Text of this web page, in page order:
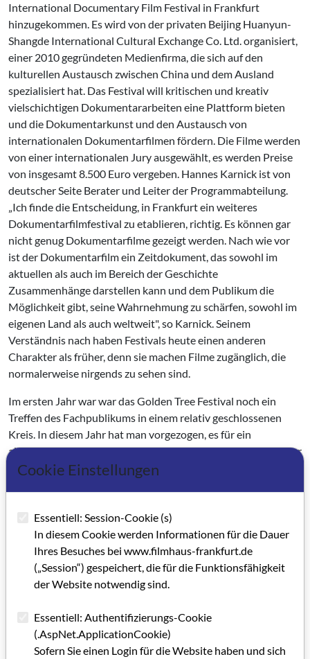
International Documentary Film Festival in Frankfurt
hinzugekommen. Es wird von der privaten Beijing Huanyun-
Shangde International Cultural Exchange Co. Ltd. organisiert,
einer 2010 gegründeten Medienfirma, die sich auf den
kulturellen Austausch zwischen China und dem Ausland
spezialisiert hat. Das Festival will kritischen und kreativ
vielschichtigen Dokumentararbeiten eine Plattform bieten
und die Dokumentarkunst und den Austausch von
internationalen Dokumentarfilmen fördern. Die Filme werden
von einer internationalen Jury ausgewählt, es werden Preise
von insgesamt 8.500 Euro vergeben. Hannes Karnick ist von
deutscher Seite Berater und Leiter der Programmabteilung.
„Ich finde die Entscheidung, in Frankfurt ein weiteres
Dokumentarfilmfestival zu etablieren, richtig. Es können gar
nicht genug Dokumentarfilme gezeigt werden. Nach wie vor
ist der Dokumentarfilm ein Zeitdokument, das sowohl im
aktuellen als auch im Bereich der Geschichte
Zusammenhänge darstellen kann und dem Publikum die
Möglichkeit gibt, seine Wahrnehmung zu schärfen, sowohl im
eigenen Land als auch weltweit", so Karnick. Seinem
Verständnis nach haben Festivals heute einen anderen
Charakter als früher, denn sie machen Filme zugänglich, die
normalerweise nirgends zu sehen sind.
Im ersten Jahr war war das Golden Tree Festival noch ein
Treffen des Fachpublikums in einem relativ geschlossenen
Kreis. In diesem Jahr hat man vorgezogen, es für ein
allgemeines Publikum zu öffnen. Dazu Karnick: "Das Cine-Star
Metropolis war dafür der geeignete Ort, sowohl für die Foren,
chinesischen Veranstalter verfolgen den eingeschlagenen
Weg auch weiter.“
Kategorie: Hintergrundbericht (GRIP FORUM)
Schlagworte: Dokumentarfilm, Festival
Artikel im PDF aufrufen
Cookie Einstellungen
Essentiell: Session-Cookie (s)
In diesem Cookie werden Informationen für die Dauer
Ihres Besuches bei www.filmhaus-frankfurt.de
(„Session“) gespeichert, die für die Funktionsfähigkeit
der Website notwendig sind.
Essentiell: Authentifizierungs-Cookie
(.AspNet.ApplicationCookie)
Sofern Sie einen Login für die Website haben und sich